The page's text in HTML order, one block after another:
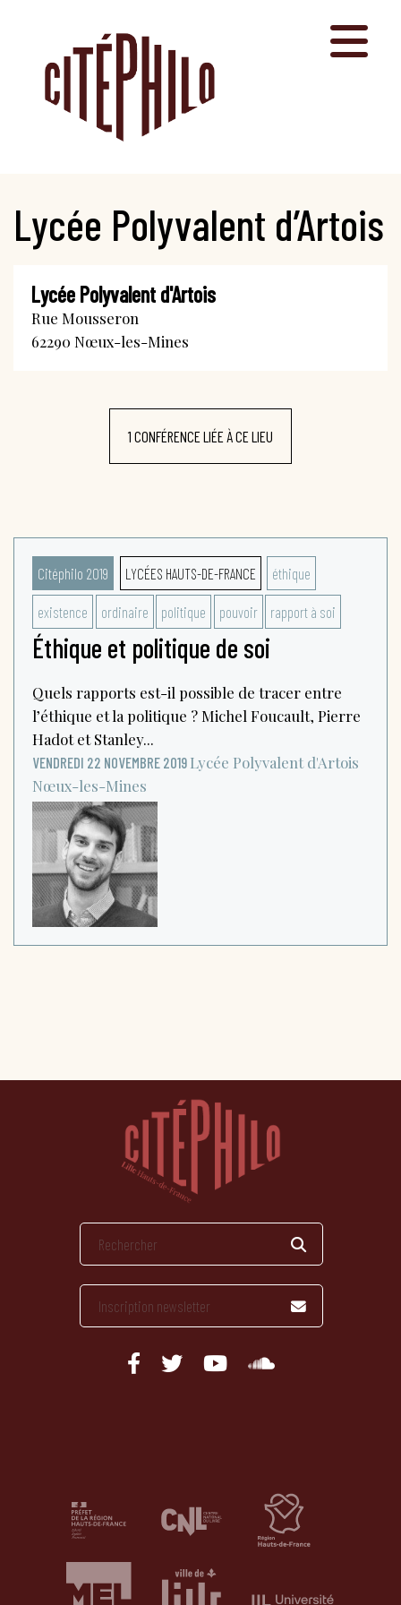
Lycée Polyvalent d’Artois
Lycée Polyvalent d'Artois
Rue Mousseron
62290 Nœux-les-Mines
1 CONFÉRENCE LIÉE À CE LIEU
Citéphilo 2019 LYCÉES HAUTS-DE-FRANCE éthique
existence ordinaire politique pouvoir rapport à soi
Éthique et politique de soi
Quels rapports est-il possible de tracer entre
l’éthique et la politique ? Michel Foucault, Pierre
Hadot et Stanley...
VENDREDI 22 NOVEMBRE 2019 Lycée Polyvalent d'Artois
Nœux-les-Mines